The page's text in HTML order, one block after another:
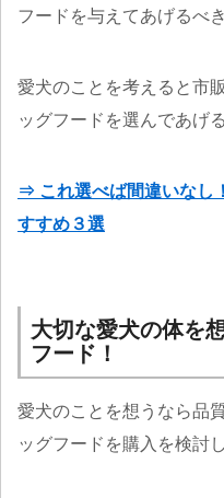
フードを与えてあげるべ
愛犬のことを考えると市
ッグフードを選んであげ
⇒ これ選べば間違いなし
すすめ３選
大切な愛犬の体を
フード！
愛犬のことを想うなら品
ッグフードを購入を検討